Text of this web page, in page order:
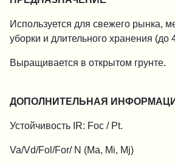
Используется для свежего рынка,
уборки и длительного хранения (до
Выращивается в открытом грунте.
ДОПОЛНИТЕЛЬНАЯ
Устойчивость IR: Foc / Pt.
Va/Vd/Fol/For/ N (Ma, Mi, Mj)